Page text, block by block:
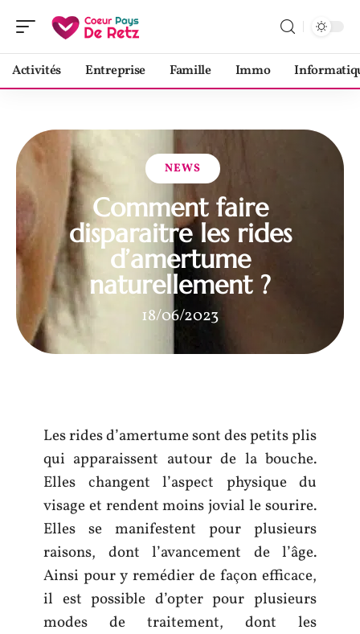
Activités Entreprise Famille Immo
NEWS
Comment faire
disparaitre les rides
d’amertume
naturellement ?
18/06/2023
Les rides d’amertume sont des petits plis
qui apparaissent autour de la bouche.
Elles changent l’aspect physique du
visage et rendent moins jovial le sourire.
Elles se manifestent pour plusieurs
raisons, dont l’avancement de l’âge.
Ainsi pour y remédier de façon efficace,
il est possible d’opter pour plusieurs
modes de traitement, dont les